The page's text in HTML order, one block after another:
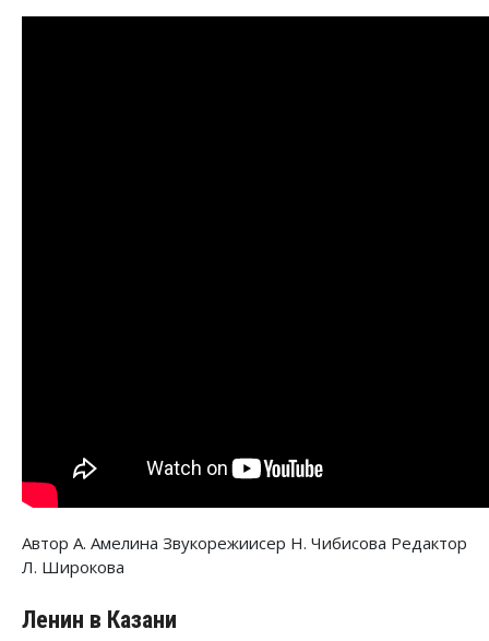
Автор А. Амелина Звукорежиисер Н. Чибисова Редактор
Л. Широкова
Ленин в Казани